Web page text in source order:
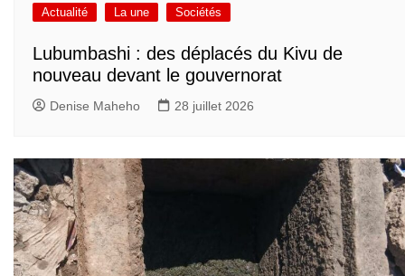
Actualité La une Sociétés
Lubumbashi : des déplacés du Kivu de
nouveau devant le gouvernorat
Denise Maheho 28 juillet 2026